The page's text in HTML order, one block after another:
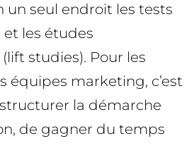
un seul endroit les tests
les études
studies). Pour les
équipes marketing, c’est
la démarche
de gagner du temps